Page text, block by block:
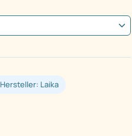
Hersteller: Laika